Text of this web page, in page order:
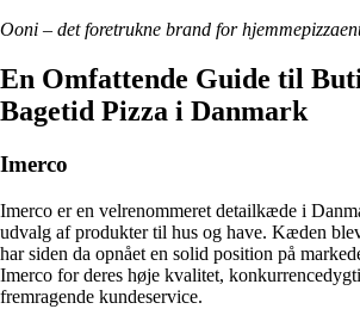
Ooni – det foretrukne brand for
En Omfattende Guide til
Bagetid Pizza i Danmark
Imerco
Imerco er en velrenommeret detailkæde i
udvalg af produkter til hus og have. Kæden
har siden da opnået en solid position på
Imerco for deres høje kvalitet,
fremragende kundeservice.